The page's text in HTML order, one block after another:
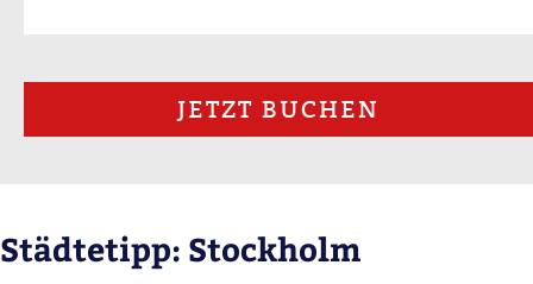
JETZT BUCHEN
Städtetipp: Stockholm